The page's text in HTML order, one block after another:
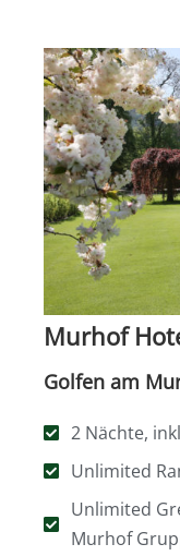
Murhof
Golfen am
2 Nächte,
Unlimited
Unlimited
Murhof